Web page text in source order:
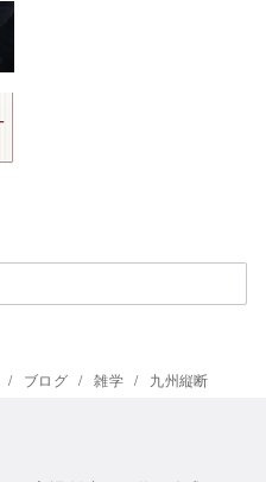
ブログ 雑学 九州縦断